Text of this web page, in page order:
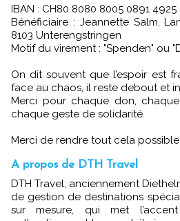
IBAN : CH80 8080 8005 0891 4925
Bénéficiaire : Jeannette Salm,
8103 Unterengstringen
Motif du virement : "Spenden" ou
On dit souvent que l’espoir est
face au chaos, il reste debout et
Merci pour chaque don, chaque
chaque geste de solidarité.
Merci de rendre tout cela possible
A propos de DTH Travel
DTH Travel, anciennement Diethelm Travel, est une société
de gestion de destinations
sur mesure, qui met